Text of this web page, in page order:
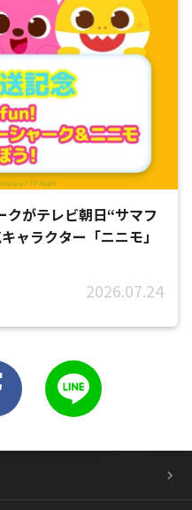
クがテレビ朝日“サマフ
ャラクター「ニニモ」
2026.07.24